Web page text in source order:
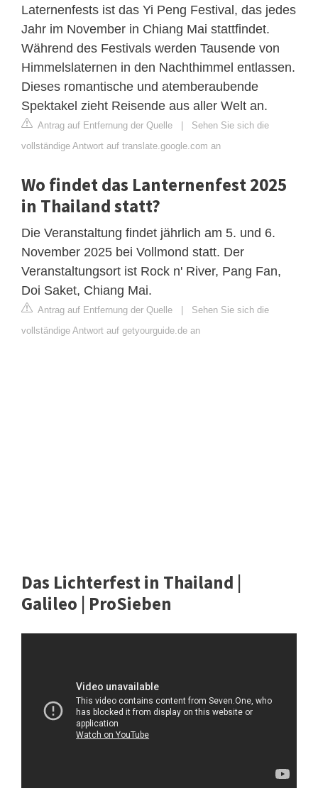
Laternenfests ist das Yi Peng Festival, das jedes
Jahr im November in Chiang Mai stattfindet.
Während des Festivals werden Tausende von
Himmelslaternen in den Nachthimmel entlassen.
Dieses romantische und atemberaubende
Spektakel zieht Reisende aus aller Welt an.
Antrag auf Entfernung der Quelle
Sehen Sie sich die
vollständige Antwort auf translate.google.com an
Wo findet das Lanternenfest 2025
in Thailand statt?
Die Veranstaltung findet jährlich am 5. und 6.
November 2025 bei Vollmond statt. Der
Veranstaltungsort ist Rock n' River, Pang Fan,
Doi Saket, Chiang Mai.
Antrag auf Entfernung der Quelle
Sehen Sie sich die
vollständige Antwort auf getyourguide.de an
Das Lichterfest in Thailand |
Galileo | ProSieben